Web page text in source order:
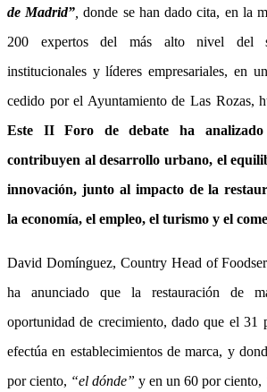
de Madrid” donde se han dado cita, en la
200 expertos del más alto nivel del
institucionales y líderes empresariales, en
cedido por el Ayuntamiento de Las Rozas,
Este II Foro de debate ha analizado
contribuyen al desarrollo urbano, el
innovación, junto al impacto de la
la economía, el empleo, el turismo y el
David Domínguez, Country Head of
ha anunciado que la restauración de
oportunidad de crecimiento, dado que el 31
efectúa en establecimientos de marca, y
por ciento, “el dónde” y en un 60 por ciento,